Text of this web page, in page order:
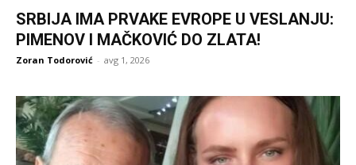
SRBIJA IMA PRVAKE EVROPE U VESLANJU:
PIMENOV I MAČKOVIĆ DO ZLATA!
Zoran Todorović - avg 1, 2026